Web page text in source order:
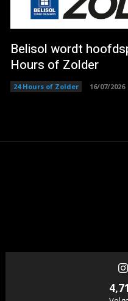
Belisol wordt
Hours of Zolder
24 Hours of Zolder 16/07/2026